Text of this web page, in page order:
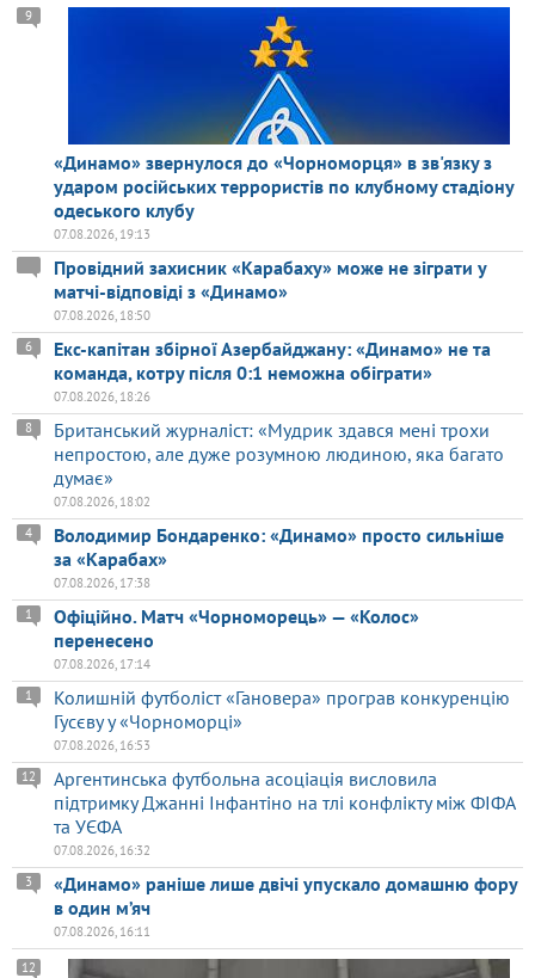
«Динамо» звернулося до «Чорноморця» в зв'язку з
ударом російських террористів по клубному стадіону
одеського клубу
9
07.08.2026, 19:13
Провідний захисник «Карабаху» може не зіграти у
матчі-відповіді з «Динамо»
07.08.2026, 18:50
Екс-капітан збірної Азербайджану: «Динамо» не та
команда, котру після 0:1 неможна обіграти»
6
07.08.2026, 18:26
Британський журналіст: «Мудрик здався мені трохи
непростою, але дуже розумною людиною, яка багато
думає»
8
07.08.2026, 18:02
Володимир Бондаренко: «Динамо» просто сильніше
за «Карабах»
4
07.08.2026, 17:38
Офіційно. Матч «Чорноморець» — «Колос»
перенесено
1
07.08.2026, 17:14
Колишній футболіст «Гановера» програв конкуренцію
Гусєву у «Чорноморці»
1
07.08.2026, 16:53
Аргентинська футбольна асоціація висловила
підтримку Джанні Інфантіно на тлі конфлікту між ФІФА
та УЄФА
12
07.08.2026, 16:32
«Динамо» раніше лише двічі упускало домашню фору
в один м’яч
3
07.08.2026, 16:11
12